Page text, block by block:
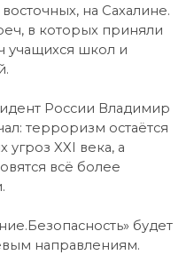
на Сахалине.
в которых приняли
учащихся школ и
России Владимир
терроризм остаётся
XXI века, а
всё более
будет
направлениям.